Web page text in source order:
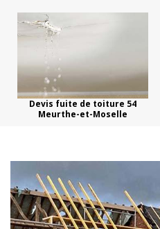
Devis fuite de toiture 54
Meurthe-et-Moselle